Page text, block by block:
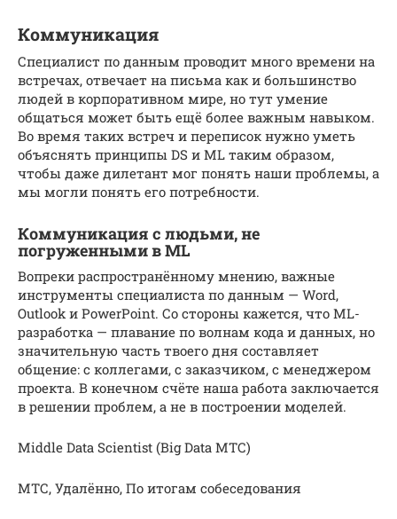
Коммуникация
Специалист по данным проводит много времени на
встречах, отвечает на письма как и большинство
людей в корпоративном мире, но тут умение
общаться может быть ещё более важным навыком.
Во время таких встреч и переписок нужно уметь
объяснять принципы DS и ML таким образом,
чтобы даже дилетант мог понять наши проблемы, а
мы могли понять его потребности.
Коммуникация с людьми, не
погруженными в ML
Вопреки распространённому мнению, важные
инструменты специалиста по данным — Word,
Outlook и PowerPoint. Со стороны кажется, что ML-
разработка — плавание по волнам кода и данных, но
значительную часть твоего дня составляет
общение: с коллегами, с заказчиком, с менеджером
проекта. В конечном счёте наша работа заключается
в решении проблем, а не в построении моделей.
Middle Data Scientist (Big Data МТС)
МТС, Удалённо, По итогам собеседования